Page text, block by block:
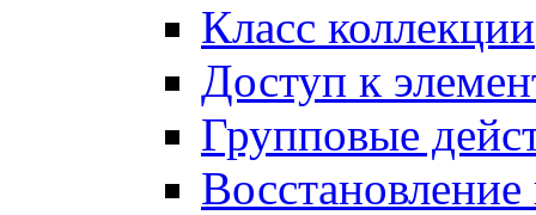
Класс коллекции
Доступ к
Групповые